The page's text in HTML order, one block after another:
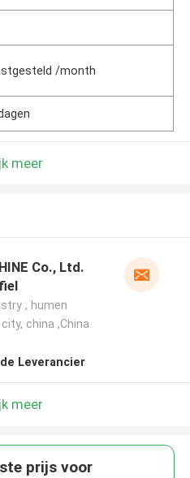
/month
meer
Co., Ltd.
, humen
china ,China
Leverancier
meer
prijs voor